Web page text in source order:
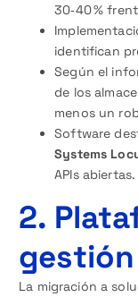
30‑40 %
identifican
Según el
de los
menos un
Software
Systems
APIs abiertas.
2.
La migración a